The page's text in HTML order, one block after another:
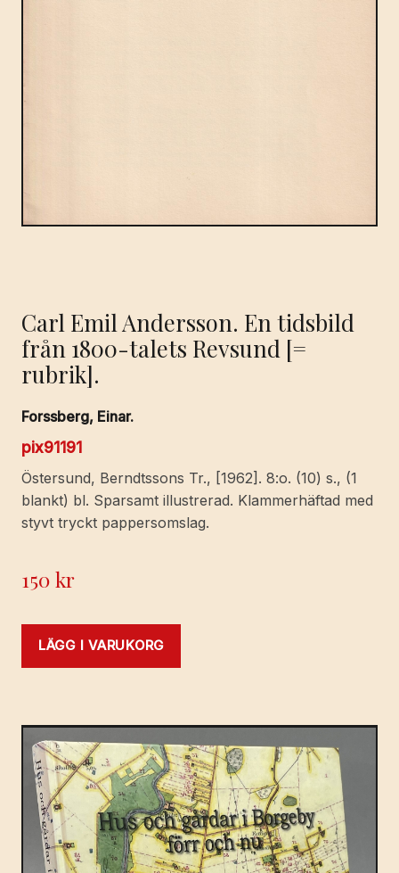
Carl Emil Andersson. En tidsbild
från 1800-talets Revsund [=
rubrik].
Forssberg, Einar.
pix91191
Östersund, Berndtssons Tr., [1962]. 8:o. (10) s., (1
blankt) bl. Sparsamt illustrerad. Klammerhäftad med
styvt tryckt pappersomslag.
150kr
LÄGG I VARUKORG